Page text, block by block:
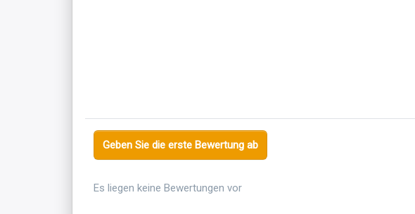
Geben Sie die erste Bewertung ab
Es liegen keine Bewertungen vor